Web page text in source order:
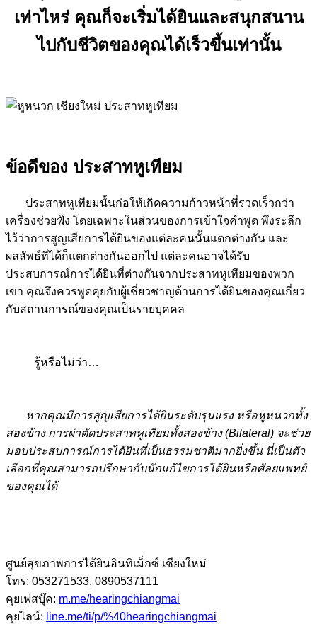
เท่าไหร่ คุณก็จะเริ่มได้ยินและสนุกสนาน
ไปกับชีวิตของคุณได้เร็วขึ้นเท่านั้น
ข้อดีของ ประสาทหูเทียม
ประสาทหูเทียมนั้นก่อให้เกิดความก้าวหน้าที่รวดเร็วกว่า
เครื่องช่วยฟัง โดยเฉพาะในส่วนของการเข้าใจคำพูด พึงระลึก
ไว้ว่าการสูญเสียการได้ยินของแต่ละคนนั้นแตกต่างกัน และ
ผลลัพธ์ที่ได้ก็แตกต่างกันออกไป แต่ละคนอาจได้รับ
ประสบการณ์การได้ยินที่ต่างกันจากประสาทหูเทียมของพวก
เขา คุณจึงควรพูดคุยกับผู้เชี่ยวชาญด้านการได้ยินของคุณเกี่ยว
กับสถานการณ์ของคุณเป็นรายบุคคล
รู้หรือไม่ว่า…
หากคุณมีการสูญเสียการได้ยินระดับรุนแรง หรือหูหนวกทั้ง
สองข้าง การผ่าตัดประสาทหูเทียมทั้งสองข้าง (Bilateral) จะช่วย
มอบประสบการณ์การได้ยินที่เป็นธรรมชาติมากยิ่งขึ้น นี่เป็นตัว
เลือกที่คุณสามารถปรึกษากับนักแก้ไขการได้ยินหรือศัลยแพทย์
ของคุณได้
ศูนย์สุขภาพการได้ยินอินทิเม็กซ์ เชียงใหม่
โทร: 053271533, 0890537111
คุยเฟสบุ๊ค: m.me/hearingchiangmai
คุยไลน์: line.me/ti/p/%40hearingchiangmai